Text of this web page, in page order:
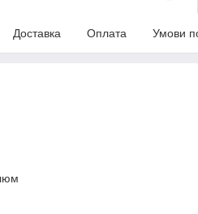
Доставка Оплата Умови